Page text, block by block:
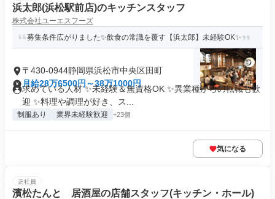
浜太郎(浜松駅前店)のキッチンスタッフ
株式会社ユーエスフーズ
募集条件広がりました✨飲食の常識を覆す【浜太郎】未経験OK✨
〒430-0944静岡県浜松市中央区田町
月給28万6500円～38万1000円
求めている人材 ✨未経験＆無資格OK ✨異業種からの転職も歓
迎 ✨料理や調理が好き、ス...
制服あり 業界未経験歓迎 +23個
気になる
正社員
濱松たんと 居酒屋の店舗スタッフ(キッチン・ホール)